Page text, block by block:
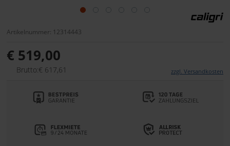
Artikelnummer: 12314443
€ 519,00
Brutto:€ 617,61 zzgl. Versandkosten